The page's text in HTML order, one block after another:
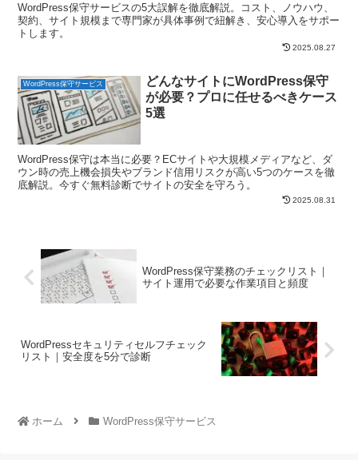
WordPress保守サービスの5大誤解を徹底解説。コスト、ノウハウ、
契約、サイト規模まで専門家が具体事例で紐解き、安心導入をサポー
トします。
2025.08.27
WordPress保守サービス
どんなサイトにWordPress保守
が必要？プロに任せるべきケース
5選
WordPress保守は本当に必要？ECサイトや大規模メディアなど、ダ
ウン時の売上機会損失やブランド信用リスクが高い5つのケースを徹
底解説。今すぐ無料診断でサイトの安全を守ろう。
2025.08.31
WordPress保守業務のチェックリスト｜
サイト運用で必要な作業項目と頻度
WordPressセキュリティセルフチェック
リスト｜安全度を5分で診断
ホーム WordPress保守サービス